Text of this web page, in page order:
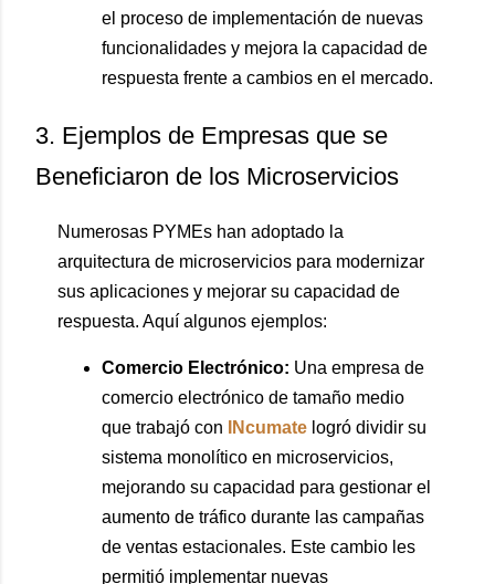
el proceso de implementación de nuevas
funcionalidades y mejora la capacidad de
respuesta frente a cambios en el mercado.
3. Ejemplos de Empresas que se
Beneficiaron de los Microservicios
Numerosas PYMEs han adoptado la
arquitectura de microservicios para modernizar
sus aplicaciones y mejorar su capacidad de
respuesta. Aquí algunos ejemplos:
Comercio Electrónico: Una empresa de
comercio electrónico de tamaño medio
que trabajó con
INcumate logró dividir su
sistema monolítico en microservicios,
mejorando su capacidad para gestionar el
aumento de tráfico durante las campañas
de ventas estacionales. Este cambio les
permitió implementar nuevas